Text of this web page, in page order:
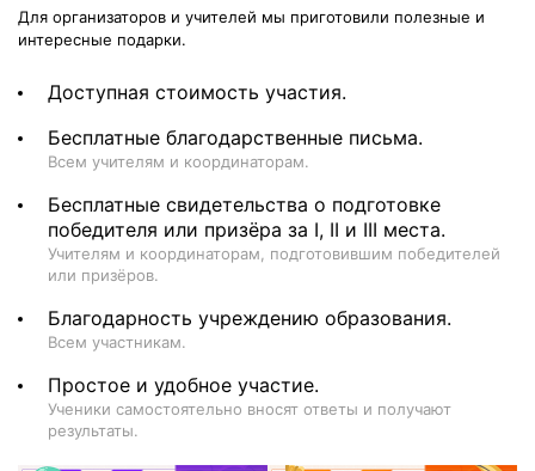
Для организаторов и учителей мы приготовили полезные и
интересные подарки.
Доступная стоимость участия.
Бесплатные благодарственные письма.
Всем учителям и координаторам.
Бесплатные свидетельства о подготовке
победителя или призёра за I, II и III места.
Учителям и координаторам, подготовившим победителей
или призёров.
Благодарность учреждению образования.
Всем участникам.
Простое и удобное участие.
Ученики самостоятельно вносят ответы и получают
результаты.